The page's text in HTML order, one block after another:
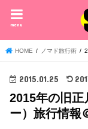
menu
HOME ノマド旅行術
2015.01.25
2015年の旧
ー）旅行情報